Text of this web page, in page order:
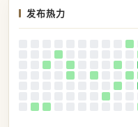
发布热力